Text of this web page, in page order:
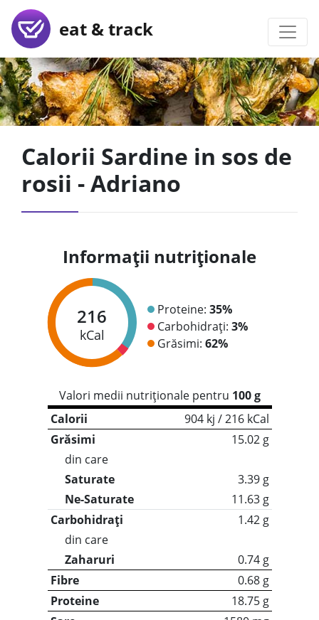
eat & track
Calorii Sardine in sos de
rosii - Adriano
Informații nutriționale
216
kCal
Proteine: 35%
Carbohidrați: 3%
Grăsimi: 62%
Valori medii nutriționale pentru 100 g
Calorii
904 kj / 216 kCal
Grăsimi
15.02 g
din care
Saturate
3.39 g
Ne-Saturate
11.63 g
Carbohidrați
1.42 g
din care
Zaharuri
0.74 g
Fibre
0.68 g
Proteine
18.75 g